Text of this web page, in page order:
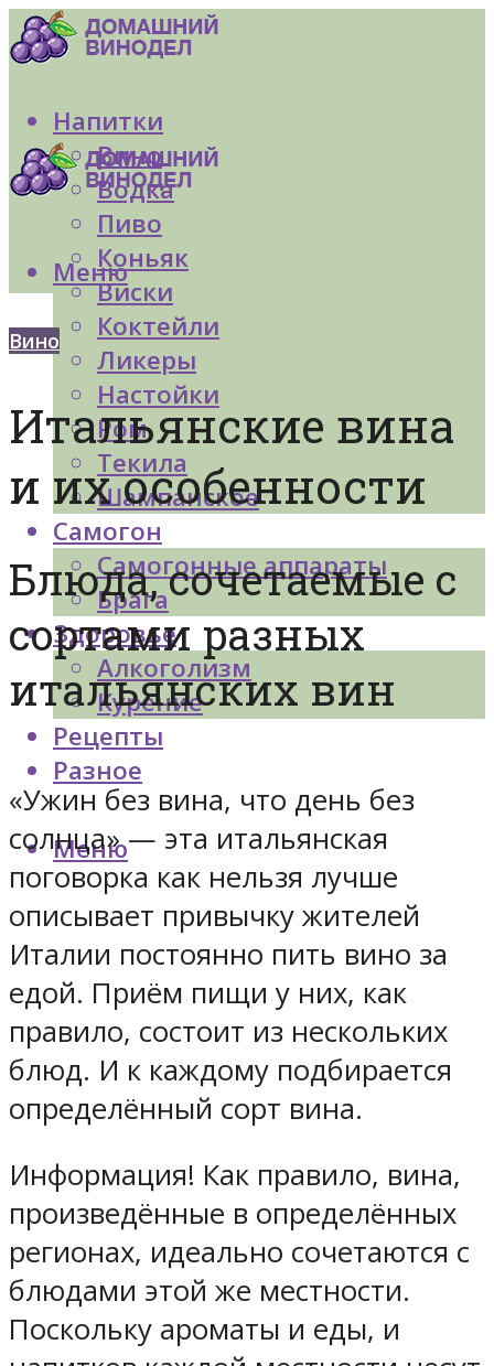
Напитки
Вино
Водка
Пиво
Коньяк
Виски
Коктейли
Ликеры
Настойки
Ром
Текила
Шампанское
Самогон
Самогонные аппараты
Брага
Здоровье
Алкоголизм
Курение
Рецепты
Разное
Меню
Меню
Вино
Итальянские вина
и их особенности
Блюда, сочетаемые с
сортами разных
итальянских вин
«Ужин без вина, что день без
солнца» — эта итальянская
поговорка как нельзя лучше
описывает привычку жителей
Италии постоянно пить вино за
едой. Приём пищи у них, как
правило, состоит из нескольких
блюд. И к каждому подбирается
определённый сорт вина.
Информация! Как правило, вина,
произведённые в определённых
регионах, идеально сочетаются с
блюдами этой же местности.
Поскольку ароматы и еды, и